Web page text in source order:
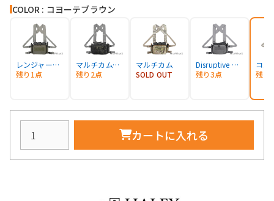
COLOR : コヨーテブラウン
レンジャーグリーン
残り1点
マルチカムブラック
残り2点
マルチカム
SOLD OUT
Disruptive グレー
残り3点
残り
カートに入れる